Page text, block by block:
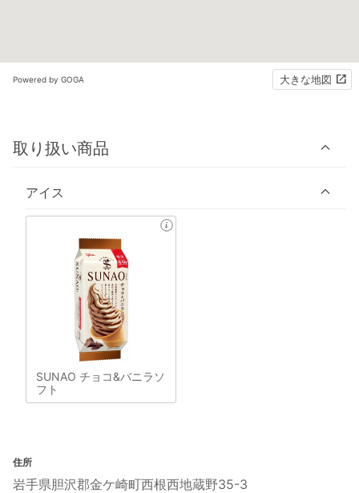
Powered by GOGA 大きな地図
取り扱い商品
アイス
SUNAO チョコ&バニラソ
フト
住所
岩手県胆沢郡金ケ崎町西根西地蔵野35-3